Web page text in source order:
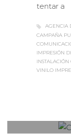
tentar a
AGENCIA
CAMPAÑA
IMPRESIÓN
INSTALACIÓN
VINILO